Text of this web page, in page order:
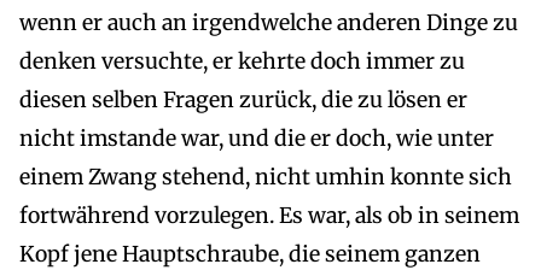
wenn er auch an irgendwelche anderen Dinge zu
denken versuchte, er kehrte doch immer zu
diesen selben Fragen zurück, die zu lösen er
nicht imstande war, und die er doch, wie unter
einem Zwang stehend, nicht umhin konnte sich
fortwährend vorzulegen. Es war, als ob in seinem
Kopf jene Hauptschraube, die seinem ganzen